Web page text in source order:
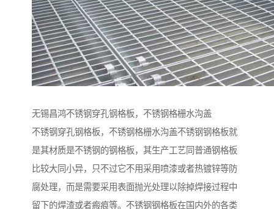
无锡昌鸿不锈钢穿孔钢格板，不锈钢格栅水沟盖
不锈钢穿孔钢格板，不锈钢格栅水沟盖不锈钢钢格板就
是其材质是不锈钢的钢格板，其生产工艺同普通钢格板
比较大同小异，只不过它不用采用喷漆或者热镀锌等防
腐处理，而是需要采用表面抛光处理以除掉焊接过程中
留下的焊渣或者瘢痕等。不锈钢钢格板在国内外的各类